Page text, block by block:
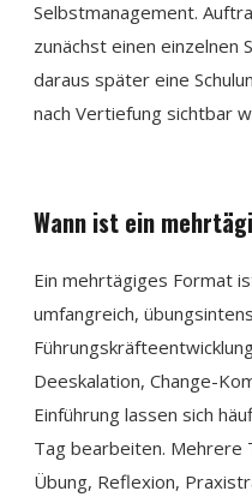
Selbstmanagement.
zunächst einen einzelnen
daraus später eine
nach Vertiefung sichtbar
Wann ist ein
Ein mehrtägiges Format
umfangreich,
Deeskalation, Change-
Einführung lassen sich
Tag bearbeiten. Mehrere
Übung, Reflexion,